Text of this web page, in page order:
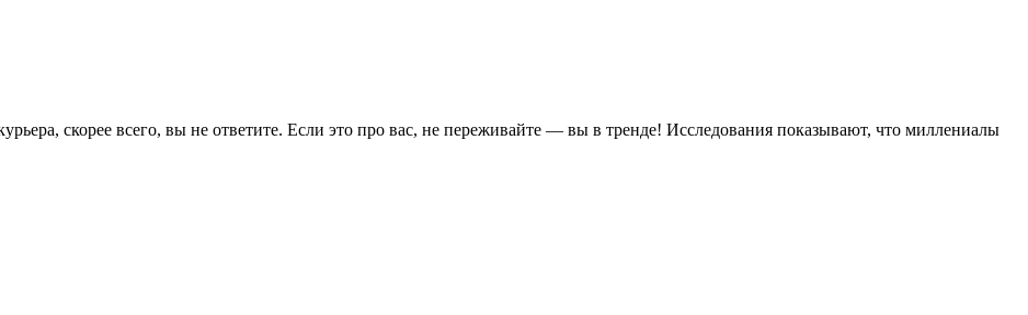
скорее всего, вы не ответите. Если это про вас, не переживайте — вы в тренде! Исследования показывают, что миллениалы